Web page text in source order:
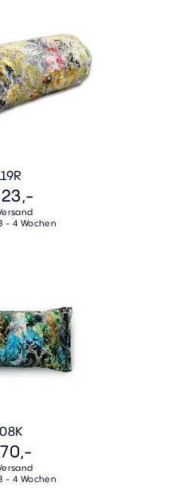
- 4 Wochen
- 4 Wochen